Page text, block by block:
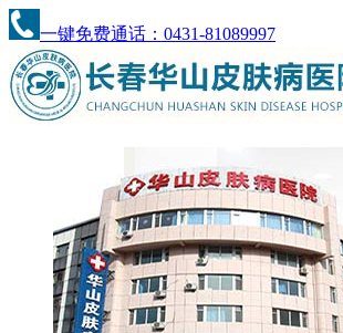
一键免费通话：0431-81089997